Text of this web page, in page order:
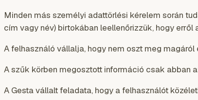
Minden más személyi adattörlési kérelem során
cím vagy név) birtokában leellenőrizzük, hogy
A felhasználó vállalja, hogy nem oszt meg
A szűk körben megosztott információ csak abban
A Gesta vállalt feladata, hogy a felhasználót